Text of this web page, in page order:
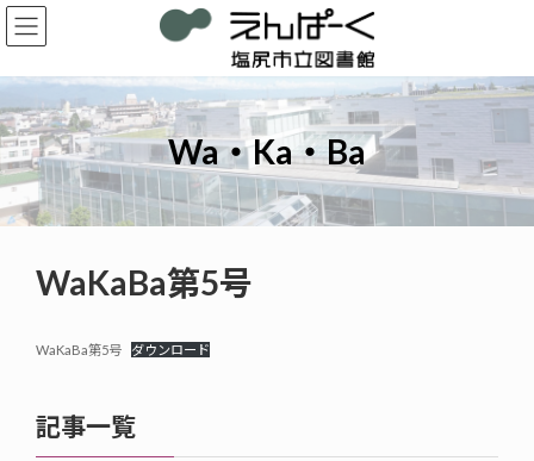
コ
ン
ン
ツ
へ
ス
キ
ッ
プ
ナ
ビ
ー
シ
ョ
ン
に
移
動
Wa・Ka・Ba
WaKaBa第5号
WaKaBa第5号 ダウンロード
記事一覧